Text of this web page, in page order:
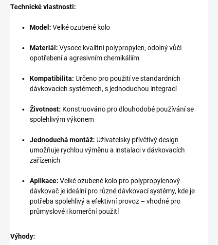
Technické vlastnosti:
Model: Velké ozubené kolo
Materiál: Vysoce kvalitní polypropylen, odolný vůči
opotřebení a agresivním chemikáliím
Kompatibilita: Určeno pro použití ve standardních
dávkovacích systémech, s jednoduchou integrací
Životnost: Konstruováno pro dlouhodobé používání se
spolehlivým výkonem
Jednoduchá montáž: Uživatelsky přívětivý design
umožňuje rychlou výměnu a instalaci v dávkovacích
zařízeních
Aplikace: Velké ozubené kolo pro polypropylenový
dávkovač je ideální pro různé dávkovací systémy, kde je
potřeba spolehlivý a efektivní provoz – vhodné pro
průmyslové i komerční použití
Výhody: